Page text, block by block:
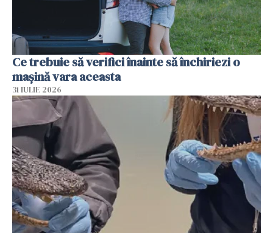
Ce trebuie să verifici înainte să închiriezi o
mașină vara aceasta
31 IULIE 2026